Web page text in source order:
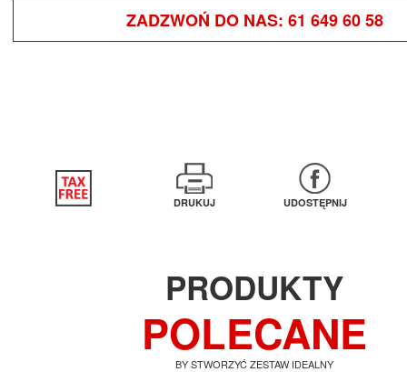
ZADZWOŃ DO NAS: 61 649 60 58
DRUKUJ UDOSTĘPNIJ
PRODUKTY
POLECANE
BY STWORZYĆ ZESTAW IDEALNY